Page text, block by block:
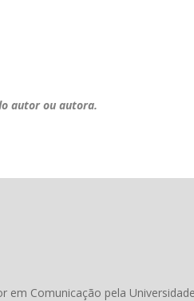
autor ou autora.
em Comunicação pela